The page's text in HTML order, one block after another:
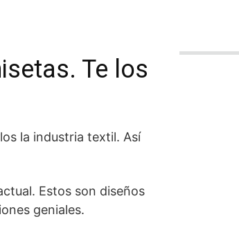
Te los
la industria textil. Así
Estos son diseños
geniales.